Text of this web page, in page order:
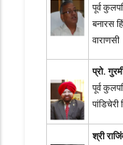
पूर्व
बनारस
वाराणसी
प्रो.
पूर्व
पांडिचेरी
श्री